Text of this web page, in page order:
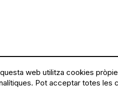
web utilitza cookies
Pot acceptar totes les